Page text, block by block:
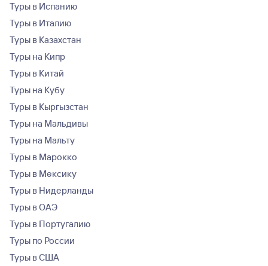
Туры в Испанию
Туры в Италию
Туры в Казахстан
Туры на Кипр
Туры в Китай
Туры на Кубу
Туры в Кыргызстан
Туры на Мальдивы
Туры на Мальту
Туры в Марокко
Туры в Мексику
Туры в Нидерланды
Туры в ОАЭ
Туры в Португалию
Туры по России
Туры в США